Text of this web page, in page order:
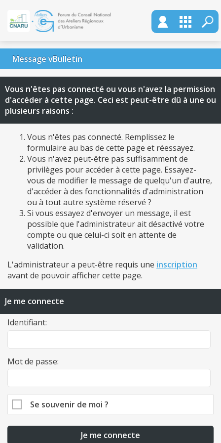
Message vBulletin
Vous n'êtes pas connecté ou vous n'avez la permission
d'accéder à cette page. Ceci est peut-être dû à une ou
plusieurs raisons :
Vous n'êtes pas connecté. Remplissez le
formulaire au bas de cette page et réessayez.
Vous n'avez peut-être pas suffisamment de
privilèges pour accéder à cette page. Essayez-
vous de modifier le message de quelqu'un d'autre,
d'accéder à des fonctionnalités d'administration
ou à tout autre système réservé ?
Si vous essayez d'envoyer un message, il est
possible que l'administrateur ait désactivé votre
compte ou que celui-ci soit en attente de
validation.
L'administrateur a peut-être requis une inscription
avant de pouvoir afficher cette page.
Je me connecte
Identifiant:
Mot de passe:
Se souvenir de moi ?
Je me connecte